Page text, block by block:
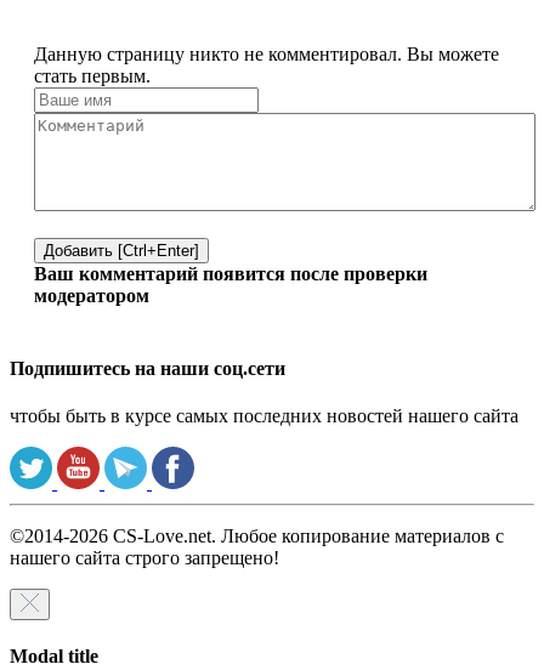
Данную страницу никто не комментировал. Вы можете
стать первым.
Добавить [Ctrl+Enter]
Ваш комментарий появится после проверки
модератором
Подпишитесь на наши соц.сети
чтобы быть в курсе самых последних новостей нашего сайта
©2014-2026 CS-Love.net. Любое копирование материалов с
нашего сайта строго запрещено!
Modal title